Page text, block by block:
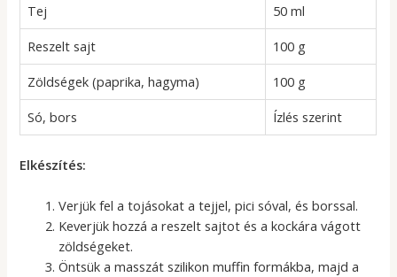
Tej
50 ml
Reszelt sajt
100 g
Zöldségek (paprika, hagyma)
100 g
Só, bors
Ízlés szerint
Elkészítés:
Verjük fel a tojásokat a tejjel, pici sóval, és borssal.
Keverjük hozzá a reszelt sajtot és a kockára vágott
zöldségeket.
Öntsük a masszát szilikon muffin formákba, majd a